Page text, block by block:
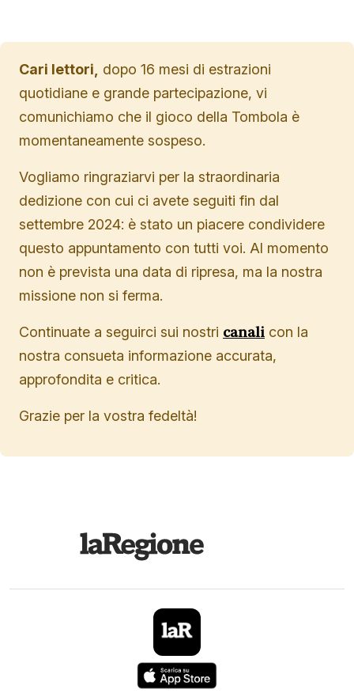
Cari lettori,
dopo 16 mesi di estrazioni
quotidiane e grande partecipazione, vi
comunichiamo che il gioco della Tombola è
momentaneamente sospeso.
Vogliamo ringraziarvi per la straordinaria
dedizione con cui ci avete seguiti fin dal
settembre 2024: è stato un piacere condividere
questo appuntamento con tutti voi. Al momento
non è prevista una data di ripresa, ma la nostra
missione non si ferma.
Continuate a seguirci sui nostri canali con la
nostra consueta informazione accurata,
approfondita e critica.
Grazie per la vostra fedeltà!